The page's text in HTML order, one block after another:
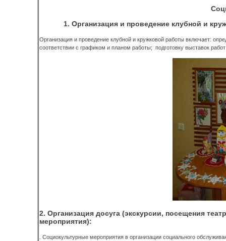
1. Организация и проведение клубной и
Организация и проведение клубной и кружковой работы включает:
соответствии с графиком и планом работы; подготовку выставок
2. Организация досуга (экскурсии, посещения
мероприятия):
. Социокультурные мероприятия в организации социального